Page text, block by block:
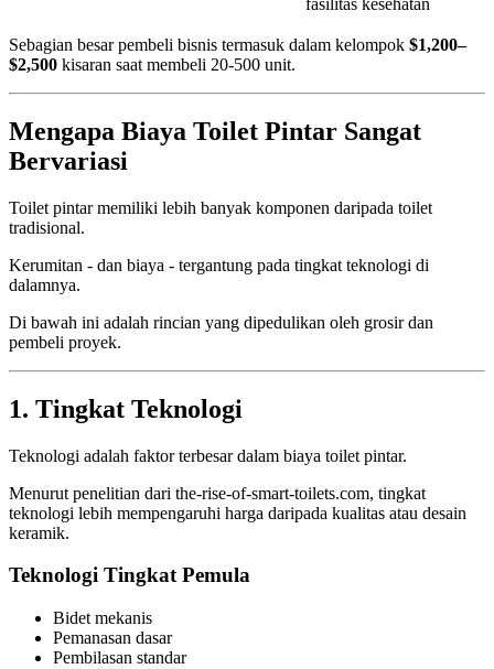
fasilitas kesehatan
Sebagian besar pembeli bisnis termasuk dalam kelompok $1,200–
$2,500 kisaran saat membeli 20-500 unit.
Mengapa Biaya Toilet Pintar Sangat
Bervariasi
Toilet pintar memiliki lebih banyak komponen daripada toilet
tradisional.
Kerumitan - dan biaya - tergantung pada tingkat teknologi di
dalamnya.
Di bawah ini adalah rincian yang dipedulikan oleh grosir dan
pembeli proyek.
1. Tingkat Teknologi
Teknologi adalah faktor terbesar dalam biaya toilet pintar.
Menurut penelitian dari the-rise-of-smart-toilets.com, tingkat
teknologi lebih mempengaruhi harga daripada kualitas atau desain
keramik.
Teknologi Tingkat Pemula
Bidet mekanis
Pemanasan dasar
Pembilasan standar